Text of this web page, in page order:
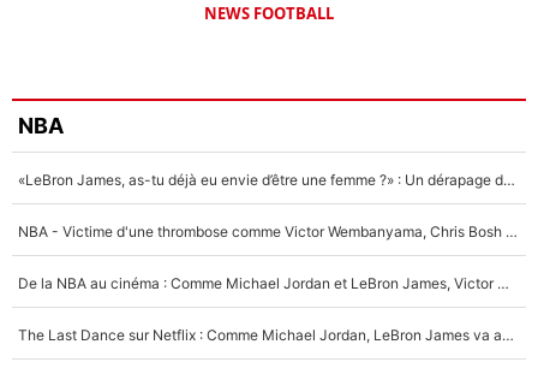
NEWS FOOTBALL
NBA
«LeBron James, as-tu déjà eu envie d’être une femme ?» : Un dérapage de Donald Trump sur la superstar de la NBA refait surface
NBA - Victime d'une thrombose comme Victor Wembanyama, Chris Bosh prévient le Français des risques sur sa santé : «J’ai failli mourir sur le coup et j’ai été ramené à la vie»
De la NBA au cinéma : Comme Michael Jordan et LeBron James, Victor Wembanyama rêve d'une carrière d'acteur !
The Last Dance sur Netflix : Comme Michael Jordan, LeBron James va avoir le droit à sa série !